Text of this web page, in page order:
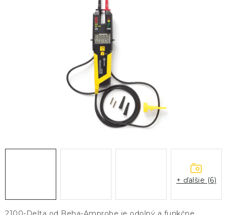
GDPR Slovník pojmov
+ ďalšie (6)